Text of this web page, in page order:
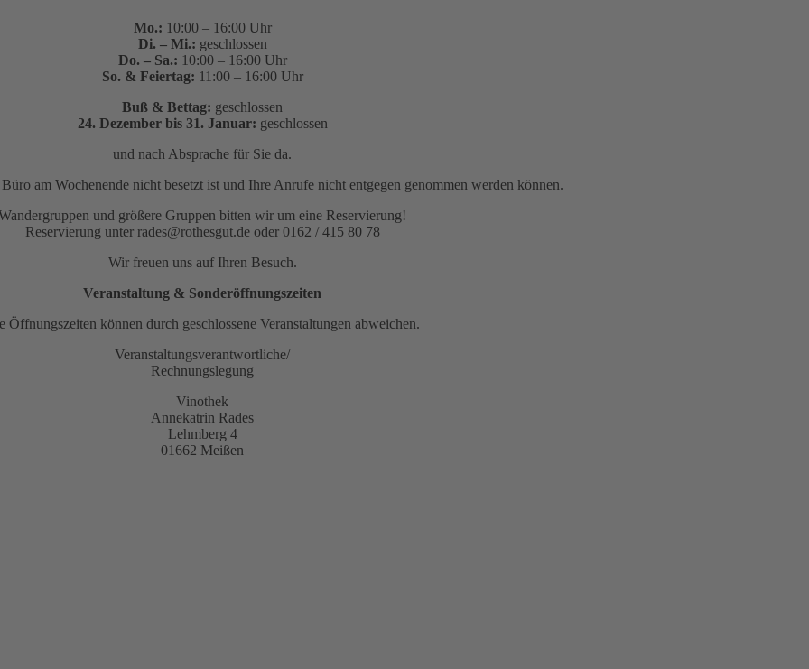
Mo.: 10:00 – 16:00 Uhr
Di. – Mi.: geschlossen
Do. – Sa.: 10:00 – 16:00 Uhr
So. & Feiertag: 11:00 – 16:00 Uhr
Buß & Bettag: geschlossen
24. Dezember bis 31. Januar: geschlossen
und nach Absprache für Sie da.
Büro am Wochenende nicht besetzt ist und Ihre Anrufe nicht entgegen genommen werden können.
und größere Gruppen bitten wir um eine Reservierung!
Reservierung unter rades@rothesgut.de oder 0162 / 415 80 78
Wir freuen uns auf Ihren Besuch.
Veranstaltung & Sonderöffnungszeiten
Öffnungszeiten können durch geschlossene Veranstaltungen abweichen.
Veranstaltungsverantwortliche/
Rechnungslegung
Vinothek
Annekatrin Rades
Lehmberg 4
01662 Meißen